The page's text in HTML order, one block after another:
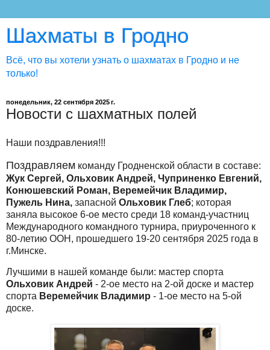
Шахматы в Гродно
Всё, что вы хотели узнать о шахматах в Гродно и не
только!
понедельник, 22 сентября 2025 г.
Новости с шахматных полей
Наши поздравления!!!
Поздравляем команду Гродненской области в составе:
Жук Сергей, Ольховик Андрей, Чуприненко Евгений,
Конюшевский Роман, Веремейчик Владимир,
Пужель Нина, запасной Ольховик Глеб; которая
заняла высокое 6-ое место среди 18 команд-участниц
Международного командного турнира, приуроченного к
80-летию ООН, прошедшего 19-20 сентября 2025 года в
г.Минске.
Лучшими в нашей команде были: мастер спорта
Ольховик Андрей - 2-ое место на 2-ой доске и мастер
спорта Веремейчик Владимир - 1-ое место на 5-ой
доске.